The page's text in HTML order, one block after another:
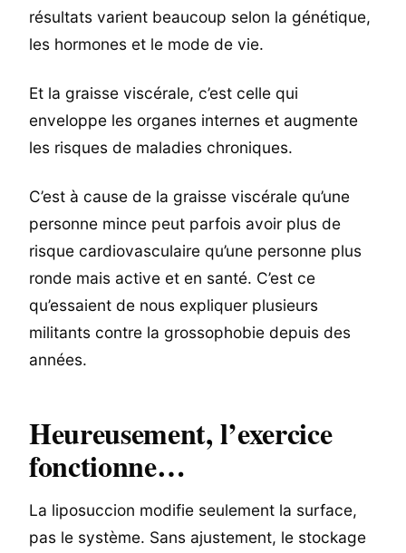
résultats varient beaucoup selon la génétique,
les hormones et le mode de vie.
Et la graisse viscérale, c’est celle qui
enveloppe les organes internes et augmente
les risques de maladies chroniques.
C’est à cause de la graisse viscérale qu’une
personne mince peut parfois avoir plus de
risque cardiovasculaire qu’une personne plus
ronde mais active et en santé. C’est ce
qu’essaient de nous expliquer plusieurs
militants contre la grossophobie depuis des
années.
Heureusement, l’exercice
fonctionne…
La liposuccion modifie seulement la surface,
pas le système. Sans ajustement, le stockage